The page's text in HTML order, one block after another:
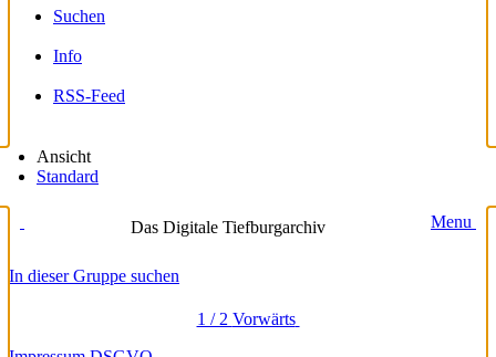
Suchen
Info
RSS-Feed
Ansicht
Standard
Das Digitale Tiefburgarchiv Menu
In dieser Gruppe suchen
1 / 2 Vorwärts